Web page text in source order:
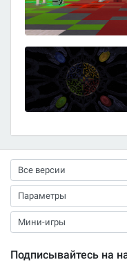
Подписывайтесь на